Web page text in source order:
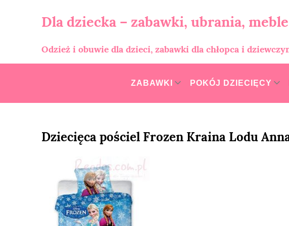
Dla dziecka – zabawki, ubrania,
Odzież i obuwie dla dzieci, zabawki dla chłopca i
ZABAWKI POKÓJ DZIECIĘCY
Dziecięca pościel Frozen Kraina Lodu